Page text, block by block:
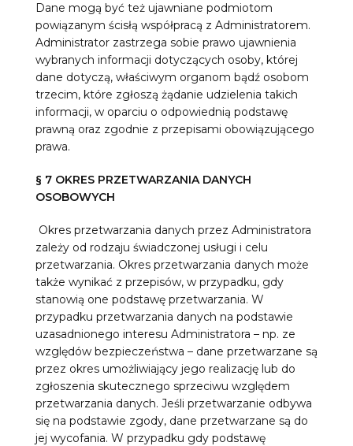
Dane mogą być też ujawniane podmiotom
powiązanym ścisłą współpracą z Administratorem.
Administrator zastrzega sobie prawo ujawnienia
wybranych informacji dotyczących osoby, której
dane dotyczą, właściwym organom bądź osobom
trzecim, które zgłoszą żądanie udzielenia takich
informacji, w oparciu o odpowiednią podstawę
prawną oraz zgodnie z przepisami obowiązującego
prawa.
§ 7 OKRES PRZETWARZANIA DANYCH
OSOBOWYCH
Okres przetwarzania danych przez Administratora
zależy od rodzaju świadczonej usługi i celu
przetwarzania. Okres przetwarzania danych może
także wynikać z przepisów, w przypadku, gdy
stanowią one podstawę przetwarzania. W
przypadku przetwarzania danych na podstawie
uzasadnionego interesu Administratora – np. ze
względów bezpieczeństwa – dane przetwarzane są
przez okres umożliwiający jego realizację lub do
zgłoszenia skutecznego sprzeciwu względem
przetwarzania danych. Jeśli przetwarzanie odbywa
się na podstawie zgody, dane przetwarzane są do
jej wycofania. W przypadku gdy podstawę